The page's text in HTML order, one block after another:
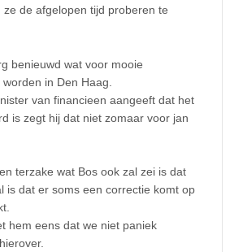
ze de afgelopen tijd proberen te
benieuwd wat voor mooie
in Den Haag.
van financieen aangeeft dat het
is zegt hij dat niet zomaar voor jan
terzake wat Bos ook zal zei is dat
is dat er soms een correctie komt op
hem eens dat we niet paniek